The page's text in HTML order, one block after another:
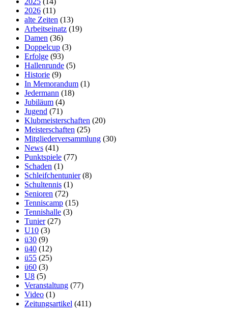
2026 (11)
alte Zeiten (13)
Arbeitseinatz (19)
Damen (36)
Doppelcup (3)
Erfolge (93)
Hallenrunde (5)
Historie (9)
In Memorandum (1)
Jedermann (18)
Jubiläum (4)
Jugend (71)
Klubmeisterschaften (20)
Meisterschaften (25)
Mitgliederversammlung (30)
News (41)
Punktspiele (77)
Schaden (1)
Schleifchentunier(8)
Schultennis (1)
Senioren (72)
Tenniscamp (15)
Tennishalle (3)
Tunier(27)
U10 (3)
ü30 (9)
ü40 (12)
ü55 (25)
ü60 (3)
U8 (5)
Veranstaltung (77)
Video (1)
Zeitungsartikel (411)